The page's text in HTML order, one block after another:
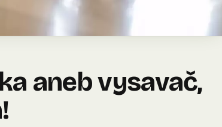
aneb vysavač,